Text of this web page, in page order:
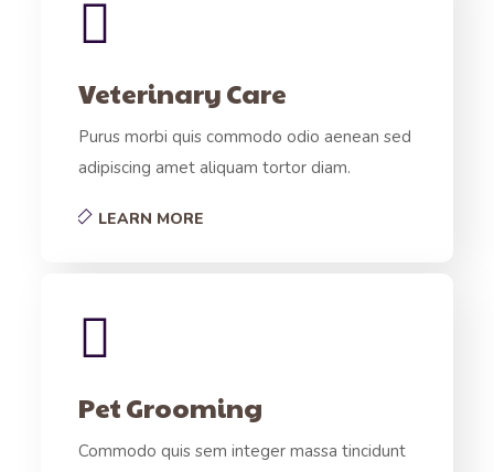
Veterinary Care
Purus morbi quis commodo odio aenean sed
adipiscing amet aliquam tortor diam.
LEARN MORE
Pet Grooming
Commodo quis sem integer massa tincidunt